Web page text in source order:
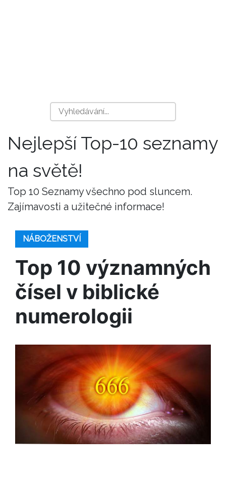
Nejlepší Top-10 seznamy
na světě!
Top 10 Seznamy všechno pod sluncem.
Zajímavosti a užitečné informace!
NÁBOŽENSTVÍ
Top 10 významných
čísel v biblické
numerologii